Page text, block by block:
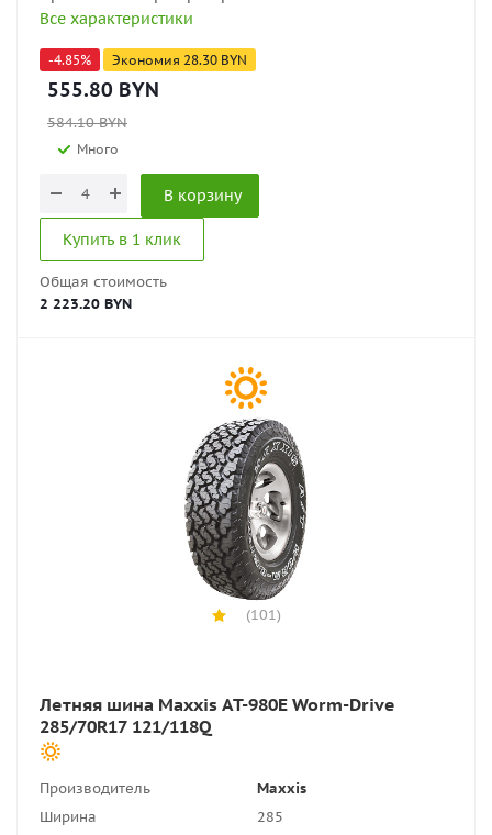
Все характеристики
-4.85% Экономия 28.30 BYN
555.80 BYN
584.10BYN
Много
В корзину
Купить в 1 клик
Общая стоимость
2 223.20 BYN
(101)
Летняя шина Maxxis AT-980E Worm-Drive
285/70R17 121/118Q
Производитель
Maxxis
Ширина
285